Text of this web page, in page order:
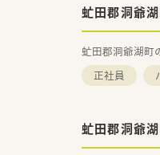
虻田郡洞爺
虻田郡洞爺湖町
正社員
虻田郡洞爺